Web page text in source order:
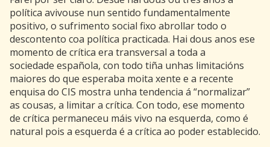
política avivouse nun sentido fundamentalmente
positivo, o sufrimento social fixo abrollar todo o
descontento coa política practicada. Hai dous anos ese
momento de crítica era transversal a toda a
sociedade española, con todo tiña unhas limitacións
maiores do que esperaba moita xente e a recente
enquisa do CIS mostra unha tendencia á “normalizar”
as cousas, a limitar a crítica. Con todo, ese momento
de crítica permaneceu máis vivo na esquerda, como é
natural pois a esquerda é a crítica ao poder establecido.